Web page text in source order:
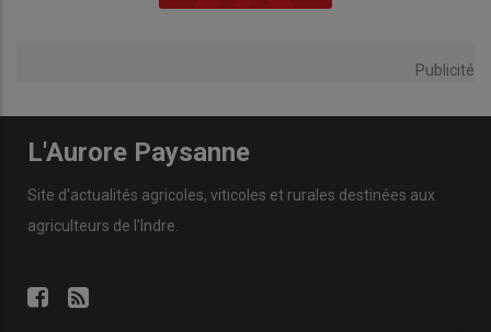
Publicité
L'Aurore Paysanne
Site d'actualités agricoles, viticoles et rurales destinées aux
agriculteurs de l'Indre.